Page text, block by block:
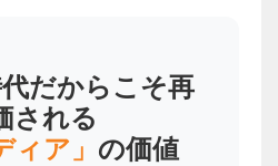
だからこそ再
される
ィア」 の価値